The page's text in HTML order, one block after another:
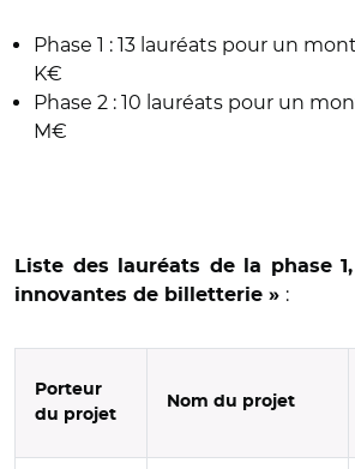
Phase 1 : 13 lauréats pour un
K€
Phase 2 : 10 lauréats pour un
M€
Liste des lauréats de la phase
innovantes de billetterie » :
Porteur
du projet
Nom du projet